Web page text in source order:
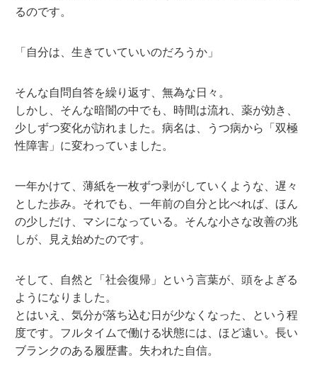
るのです。
「自分は、生きていていいのだろうか」
そんな自問自答を繰り返す、無為な日々。
しかし、そんな暗闇の中でも、時間は流れ、薬が効き、
少しずつ変化が訪れました。病名は、うつ病から「双極
性障害」に変わっていました。
一年かけて、薄紙を一枚ずつ剥がしていくような、遅々
とした歩み。それでも、一年前の自分と比べれば、ほん
の少しだけ、マシになっている。そんな小さな改善の兆
しが、見え始めたのです。
そして、自然と「社会復帰」という言葉が、頭をよぎる
ようになりました。
とはいえ、気分が落ち込む日が少なくなった、という程
度です。フルタイムで働ける状態には、ほど遠い。長い
ブランクのある履歴書。失われた自信。